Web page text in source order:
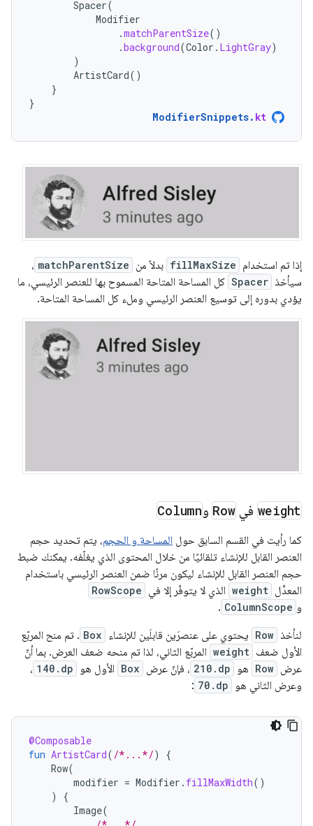
Spacer(
Modifier
.matchParentSize()
.background(Color . LightGray)
)
ArtistCard()
}
}
ModifierSnippets. kt
إذا تم استخدام fillMaxSize بدلاً من matchParentSize ،
سيأخذ Spacer كل المساحة المتاحة المسموح بها للعنصر الرئيسي، ما
يؤدي بدوره إلى توسيع العنصر الرئيسي وملء كل المساحة المتاحة.
weight في Row وColumn
كما رأيت في القسم السابق حول المساحة و الحجم، يتم تحديد حجم
العنصر القابل للإنشاء تلقائيًا من خلال المحتوى الذي يغلّفه. يمكنك ضبط
حجم العنصر القابل للإنشاء ليكون مرنًا ضمن العنصر الرئيسي باستخدام
المعدِّل weight الذي لا يتوفّر إلا في RowScope
و ColumnScope
.
لنأخذ Row يحتوي على عنصرَين قابلَين للإنشاء Box . تم منح المربّع
الأول ضعف weight المربّع الثاني، لذا تم منحه ضعف العرض. بما أنّ
عرض Row هو 210.dp ، فإنّ عرض Box الأول هو 140.dp ،
وعرض الثاني هو
70.dp
:
@Composable
fun ArtistCard( /*...*/)
{
Row(
modifier = Modifier . fillMaxWidth()
)
{
Image(